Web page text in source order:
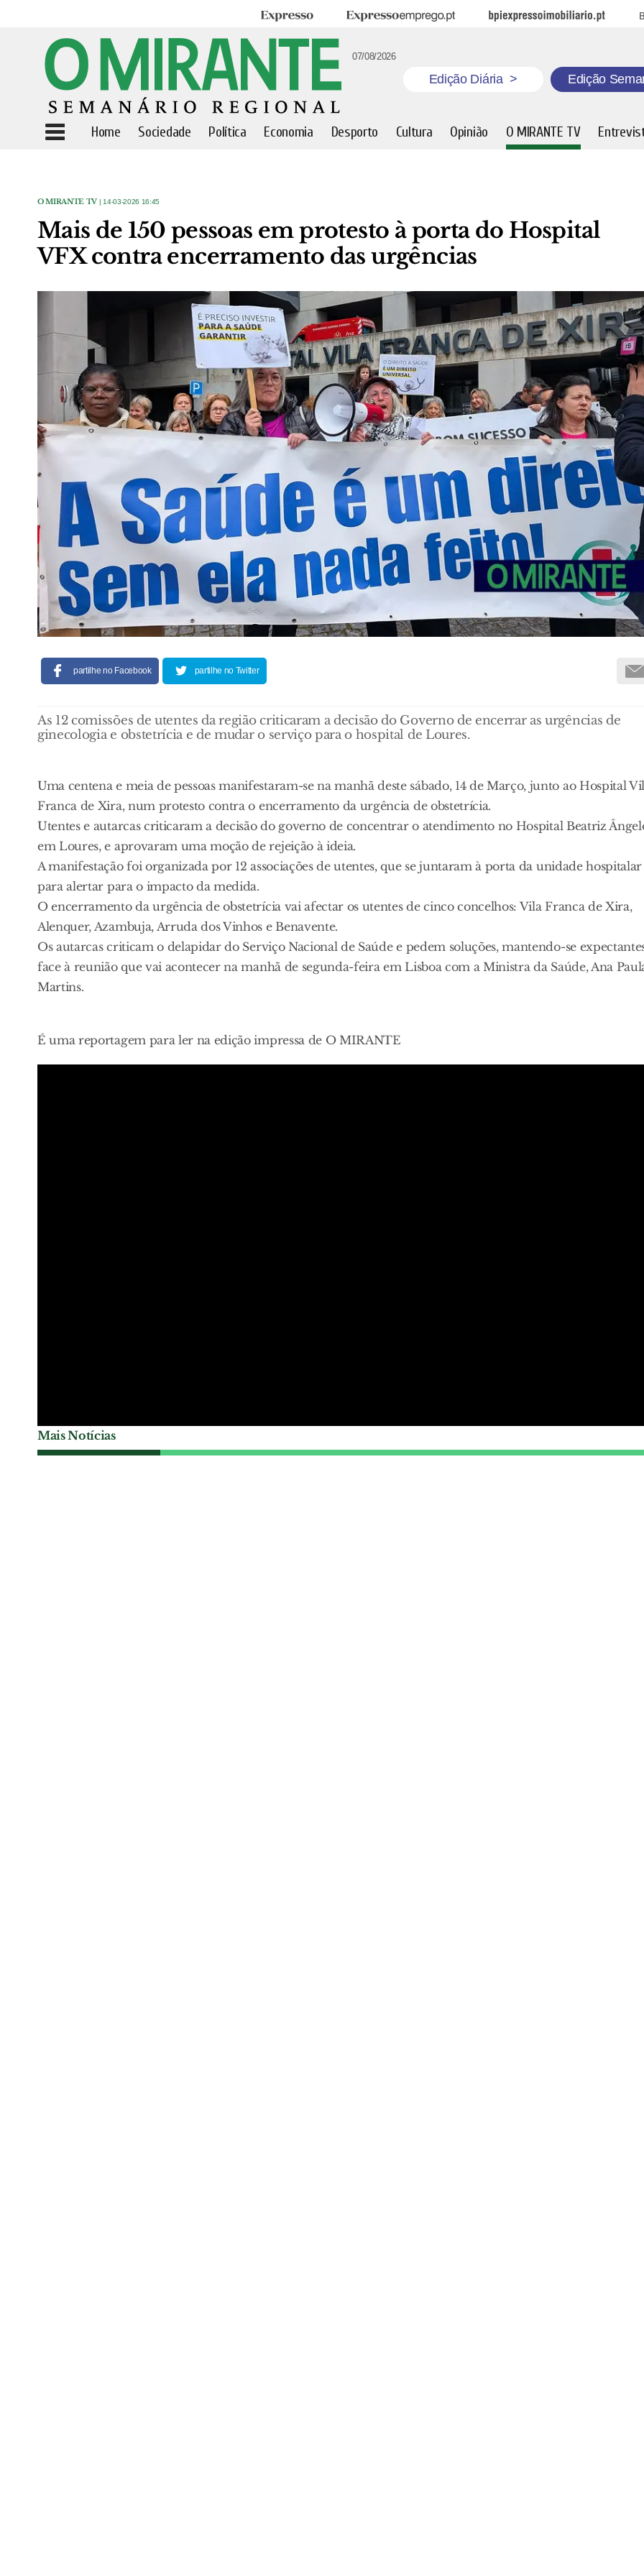
Expresso Expresso Emprego BPI Expresso Imobiliário
07/08/2026
Edição Diária > Edição
Home Sociedade Política Economia Desporto Cultura Opinião O MIRANTE TV
O MIRANTE TV | 14-03-2026 16:45
Mais de 150 pessoas em protesto à porta do Hospital
VFX contra encerramento das urgências
partilhe no Facebook partilhe no Twitter
As 12 comissões de utentes da região criticaram a decisão do Governo de encerrar as urgências de
ginecologia e obstetrícia e de mudar o serviço para o hospital de Loures.
Uma centena e meia de pessoas manifestaram-se na manhã deste sábado, 14 de Março, junto ao Hospital
Franca de Xira, num protesto contra o encerramento da urgência de obstetrícia.
Utentes e autarcas criticaram a decisão do governo de concentrar o atendimento no Hospital Beatriz
em Loures, e aprovaram uma moção de rejeição à ideia.
A manifestação foi organizada por 12 associações de utentes, que se juntaram à porta da unidade hospitalar
para alertar para o impacto da medida.
O encerramento da urgência de obstetrícia vai afectar os utentes de cinco concelhos: Vila Franca de Xira,
Alenquer, Azambuja, Arruda dos Vinhos e Benavente.
Os autarcas criticam o delapidar do Serviço Nacional de Saúde e pedem soluções, mantendo-se
face à reunião que vai acontecer na manhã de segunda-feira em Lisboa com a Ministra da Saúde, Ana
Martins.
É uma reportagem para ler na edição impressa de O MIRANTE
Mais Notícias